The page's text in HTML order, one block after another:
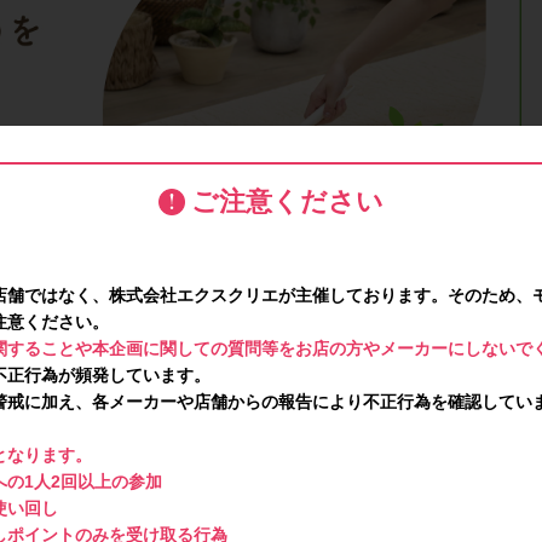
ご注意ください
舗ではなく、株式会社エクスクリエが主催しております。そのため、
ください。
することや本企画に関しての質問等をお店の方やメーカーにしないで
行為が頻発しています。
戒に加え、各メーカーや店舗からの報告により不正行為を確認してい
ります。
の1人2回以上の参加
い回し
ポイントのみを受け取る行為